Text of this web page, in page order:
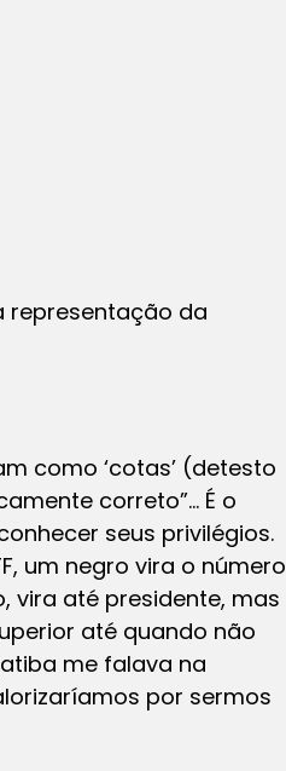
representação da
como ‘cotas’ (detesto
correto”… É o
seus privilégios.
um negro vira o número
vira até presidente, mas
até quando não
me falava na
por sermos